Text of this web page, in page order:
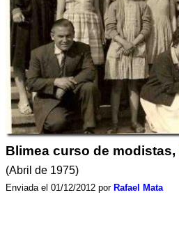
Blimea curso de modistas,
(Abril de 1975)
Enviada el 01/12/2012 por Rafael Mata